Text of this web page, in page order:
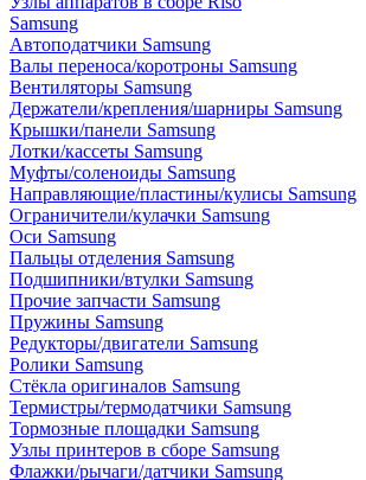
Samsung
Автоподатчики Samsung
Валы переноса/коротроны Samsung
Вентиляторы Samsung
Держатели/крепления/шарниры Samsung
Крышки/панели Samsung
Лотки/кассеты Samsung
Муфты/соленоиды Samsung
Направляющие/пластины/кулисы Samsung
Ограничители/кулачки Samsung
Оси Samsung
Пальцы отделения Samsung
Подшипники/втулки Samsung
Прочие запчасти Samsung
Пружины Samsung
Редукторы/двигатели Samsung
Ролики Samsung
Стёкла оригиналов Samsung
Термистры/термодатчики Samsung
Тормозные площадки Samsung
Узлы принтеров в сборе Samsung
Флажки/рычаги/датчики Samsung